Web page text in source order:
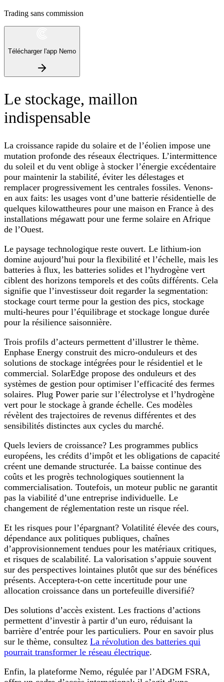
Trading sans commission
Télécharger l'app Nemo
Le stockage, maillon
indispensable
La croissance rapide du solaire et de l’éolien impose une
mutation profonde des réseaux électriques. L’intermittence
du soleil et du vent oblige à stocker l’énergie excédentaire
pour maintenir la stabilité, éviter les délestages et
remplacer progressivement les centrales fossiles. Venons-
en aux faits: les usages vont d’une batterie résidentielle de
quelques kilowattheures pour une maison en France à des
installations mégawatt pour une ferme solaire en Afrique
de l’Ouest.
Le paysage technologique reste ouvert. Le lithium-ion
domine aujourd’hui pour la flexibilité et l’échelle, mais les
batteries à flux, les batteries solides et l’hydrogène vert
ciblent des horizons temporels et des coûts différents. Cela
signifie que l’investisseur doit regarder la segmentation:
stockage court terme pour la gestion des pics, stockage
multi-heures pour l’équilibrage et stockage longue durée
pour la résilience saisonnière.
Trois profils d’acteurs permettent d’illustrer le thème.
Enphase Energy construit des micro-onduleurs et des
solutions de stockage intégrées pour le résidentiel et le
commercial. SolarEdge propose des onduleurs et des
systèmes de gestion pour optimiser l’efficacité des fermes
solaires. Plug Power parie sur l’électrolyse et l’hydrogène
vert pour le stockage à grande échelle. Ces modèles
révèlent des trajectoires de revenus différentes et des
sensibilités distinctes aux cycles du marché.
Quels leviers de croissance? Les programmes publics
européens, les crédits d’impôt et les obligations de capacité
créent une demande structurée. La baisse continue des
coûts et les progrès technologiques soutiennent la
commercialisation. Toutefois, un moteur public ne garantit
pas la viabilité d’une entreprise individuelle. Le
changement de réglementation reste un risque réel.
Et les risques pour l’épargnant? Volatilité élevée des cours,
dépendance aux politiques publiques, chaînes
d’approvisionnement tendues pour les matériaux critiques,
et risques de scalabilité. La valorisation s’appuie souvent
sur des perspectives lointaines plutôt que sur des bénéfices
présents. Acceptera-t-on cette incertitude pour une
allocation croissance dans un portefeuille diversifié?
Des solutions d’accès existent. Les fractions d’actions
permettent d’investir à partir d’un euro, réduisant la
barrière d’entrée pour les particuliers. Pour en savoir plus
sur le thème, consultez La révolution des batteries qui
pourrait transformer le réseau électrique.
Enfin, la plateforme Nemo, régulée par l’ADGM FSRA,